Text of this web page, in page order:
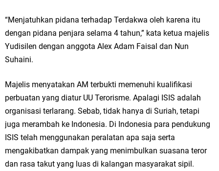
“Menjatuhkan pidana terhadap Terdakwa oleh karena itu
dengan pidana penjara selama 4 tahun,” kata ketua majelis
Yudisilen dengan anggota Alex Adam Faisal dan Nun
Suhaini.
Majelis menyatakan AM terbukti memenuhi kualifikasi
perbuatan yang diatur UU Terorisme. Apalagi ISIS adalah
organisasi terlarang. Sebab, tidak hanya di Suriah, tetapi
juga merambah ke Indonesia. Di Indonesia para pendukung
ISIS telah menggunakan peralatan apa saja serta
mengakibatkan dampak yang menimbulkan suasana teror
dan rasa takut yang luas di kalangan masyarakat sipil.